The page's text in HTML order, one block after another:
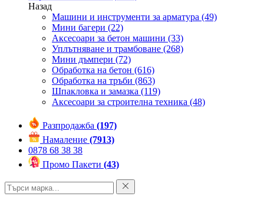
Назад
Машини и инструменти за арматура (49)
Мини багери (22)
Аксесоари за бетон машини (33)
Уплътняване и трамбоване (268)
Мини дъмпери (72)
Обработка на бетон (616)
Обработка на тръби (863)
Шпакловка и замазка (119)
Аксесоари за строителна техника (48)
Разпродажба (197)
Намаление (7913)
0878 68 38 38
Промо Пакети (43)